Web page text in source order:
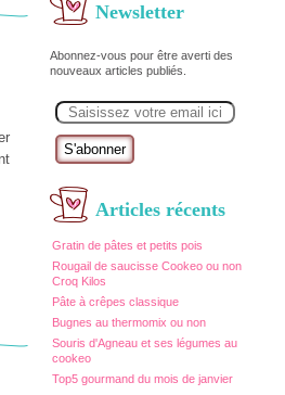
Newsletter
Abonnez-vous pour être averti des
nouveaux articles publiés.
m
Articles récents
Gratin de pâtes et petits pois
Rougail de saucisse Cookeo ou non
Croq Kilos
Pâte à crêpes classique
Bugnes au thermomix ou non
Souris d'Agneau et ses légumes au
cookeo
Top5 gourmand du mois de janvier